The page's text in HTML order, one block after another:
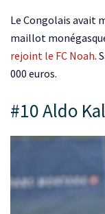
Le Congolais avait
maillot
rejoint le FC Noah.
000 euros.
#10 Aldo